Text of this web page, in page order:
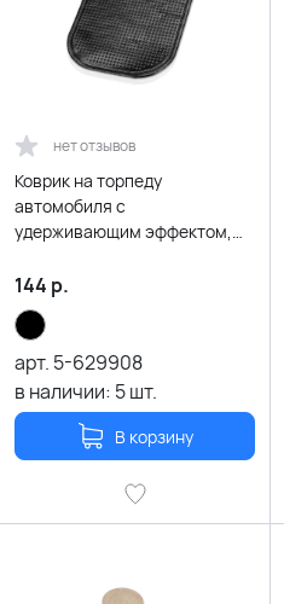
нет отзывов
Коврик на торпеду
автомобиля с
удерживающим эффектом,
144 р.
арт. 5-629908
в наличии: 5шт.
В корзину